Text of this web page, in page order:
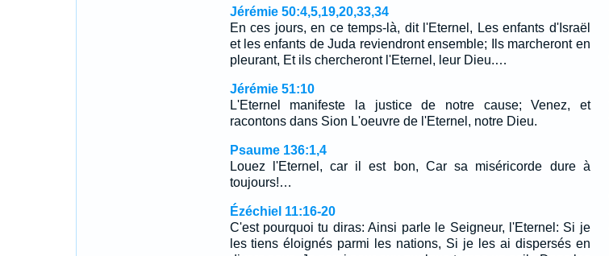
Jérémie 50:4,5,19,20,33,34
En ces jours, en ce temps-là, dit l'Eternel, Les enfants d'Israël
et les enfants de Juda reviendront ensemble; Ils marcheront en
pleurant, Et ils chercheront l'Eternel, leur Dieu.…
Jérémie 51:10
L'Eternel manifeste la justice de notre cause; Venez, et
racontons dans Sion L'oeuvre de l'Eternel, notre Dieu.
Psaume 136:1,4
Louez l'Eternel, car il est bon, Car sa miséricorde dure à
toujours!…
Ézéchiel 11:16-20
C'est pourquoi tu diras: Ainsi parle le Seigneur, l'Eternel: Si je
les tiens éloignés parmi les nations, Si je les ai dispersés en